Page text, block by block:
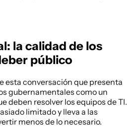
la calidad de los
público
esta conversación que presenta
gubernamentales como un
deben resolver los equipos de TI.
limitado y lleva a las
menos de lo necesario.